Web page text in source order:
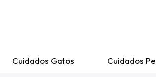
Cuidados Gatos Cuidados